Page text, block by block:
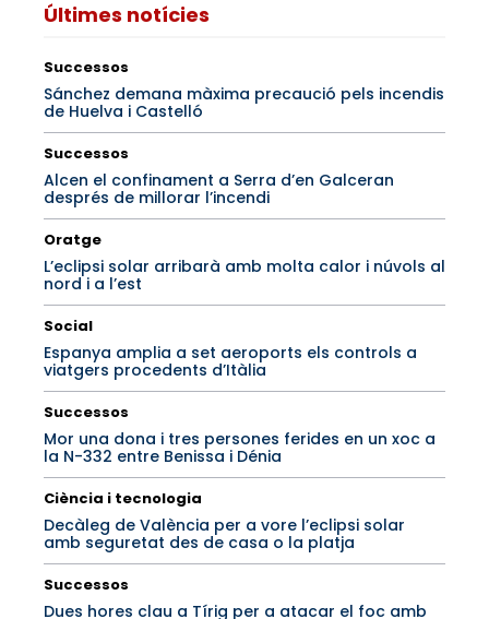
Últimes notícies
Successos
Sánchez demana màxima precaució pels incendis
de Huelva i Castelló
Successos
Alcen el confinament a Serra d’en Galceran
després de millorar l’incendi
Oratge
L’eclipsi solar arribarà amb molta calor i núvols al
nord i a l’est
Social
Espanya amplia a set aeroports els controls a
viatgers procedents d’Itàlia
Successos
Mor una dona i tres persones ferides en un xoc a
la N-332 entre Benissa i Dénia
Ciència i tecnologia
Decàleg de València per a vore l’eclipsi solar
amb seguretat des de casa o la platja
Successos
Dues hores clau a Tírig per a atacar el foc amb